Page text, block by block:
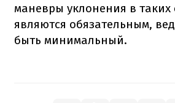
маневры уклонения в таких
являются обязательным,
быть минимальный.